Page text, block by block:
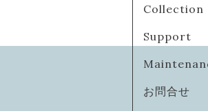
Collection
Support
お問合せ